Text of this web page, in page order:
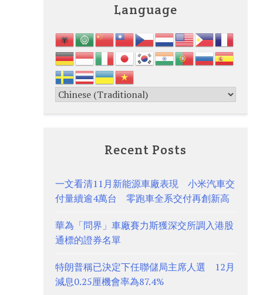
Language
Recent Posts
一文看清11月新能源車廠表現 小米汽車交
付量續逾4萬台 零跑車全系交付再創新高
華為「問界」車廠賽力斯獲深交所調入港股
通標的證券名單
特朗普稱已決定下任聯儲局主席人選 12月
減息0.25厘機會率為87.4%